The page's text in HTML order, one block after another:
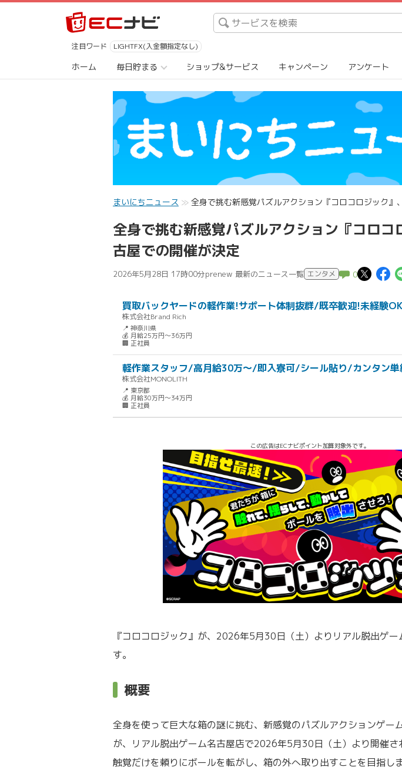
注目ワード LIGHTFX(入金額指定なし)
ホーム 毎日貯まる ショップ&サービス キャンペーン アンケート
まいにちニュース 全身で挑む新感覚パズルアクション『コロコロジック』
全身で挑む新感覚パズルアクション『コロコ
古屋での開催が決定
2026年5月28日 17時00分prenew 最新のニュース一覧 エンタメ 0 こ
買取バックヤードの軽作業!サポート体制抜群/既卒歓迎!未経験OK
株式会社Brand Rich
📍 神奈川県
💰 月給25万円～36万円
🏢 正社員
軽作業スタッフ/高月給30万〜/即入寮可/シール貼り/カンタン
株式会社MONOLITH
📍 東京都
💰 月給30万円～34万円
🏢 正社員
この広告はECナビポイント加算対象外です。
『コロコロジック』が、2026年5月30日（土）よりリアル脱出ゲ
す。
概要
全身を使って巨大な箱の謎に挑む、新感覚のパズルアクションゲー
が、リアル脱出ゲーム名古屋店で2026年5月30日（土）より開催さ
触覚だけを頼りにボールを転がし、箱の外へ取り出すことを目指しま